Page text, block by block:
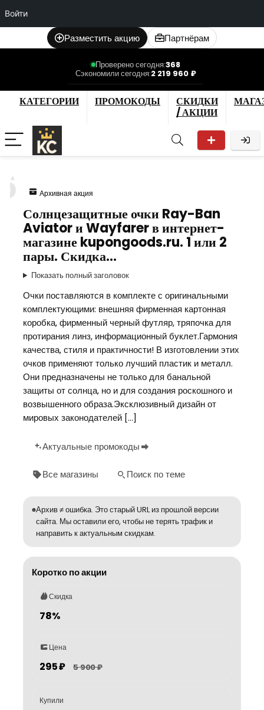
Войти
Разместить акцию Партнёрам
Проверено сегодня:368
Сэкономили сегодня:2 219 960 ₽
КАТЕГОРИИ ПРОМОКОДЫ
СКИДКИ
/ АКЦИИ
Архивная акция
Солнцезащитные очки Ray-Ban
Aviator и Wayfarer в интернет-
магазине kupongoods.ru. 1 или 2
пары. Скидка…
Показать полный заголовок
Очки поставляются в комплекте с оригинальными
комплектующими: внешняя фирменная картонная
коробка, фирменный черный футляр, тряпочка для
протирания линз, информационный буклет.Гармония
качества, стиля и практичности! В изготовлении этих
очков применяют только лучший пластик и металл.
Они предназначены не только для банальной
защиты от солнца, но и для создания роскошного и
возвышенного образа.Эксклюзивный дизайн от
мировых законодателей […]
Актуальные промокоды
Все магазины Поиск по теме
Архив ≠ ошибка. Это старый URL из прошлой версии
сайта. Мы оставили его, чтобы не терять трафик и
направить к актуальным скидкам.
Коротко по акции
Скидка
78%
Цена
295 ₽ 5 900 ₽
Купили